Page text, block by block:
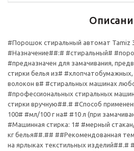
#Порошок стиральный автомат Tamiz
#Назначение##:# #стиральный#
#предназначен для замачивания,
стирки белья из#
волокон в# #стиральных машинах
#профессиональных стиральных
стирки вручную##.# #Способ
100# #мл/100 г на# #10 л (при
#Машинная стирка: 1# #мерный
кг белья##.## ##Рекомендованная
на ярлыках текстильных изделий##.#